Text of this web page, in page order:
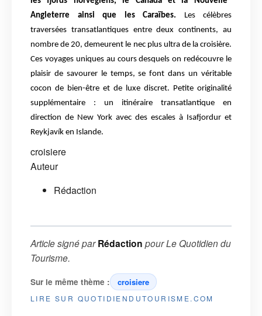
Angleterre ainsi que les Caraïbes. Les célèbres
traversées transatlantiques entre deux continents, au
nombre de 20, demeurent le nec plus ultra de la croisière.
Ces voyages uniques au cours desquels on redécouvre le
plaisir de savourer le temps, se font dans un véritable
cocon de bien-être et de luxe discret. Petite originalité
supplémentaire : un itinéraire transatlantique en
direction de New York avec des escales à Isafjordur et
Reykjavík en Islande.
croisiere
Auteur
Rédaction
Article signé parRédaction pourLe Quotidien du
Tourisme.
Sur le même thème : croisiere
LIRE SUR QUOTIDIENDUTOURISME.COM